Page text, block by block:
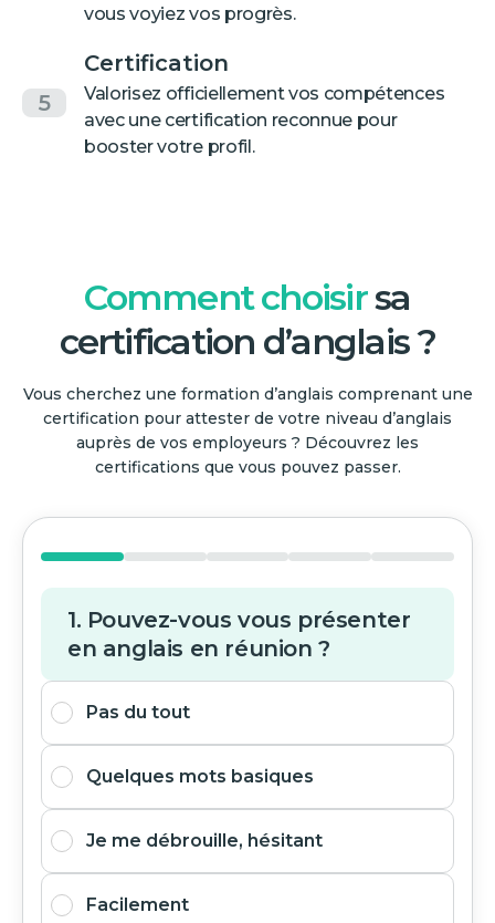
vous voyiez vos progrès.
5
Certification
Valorisez officiellement vos compétences
avec une certification reconnue pour
booster votre profil.
Comment choisirsa
certification d’anglais ?
Vous cherchez une formation d’anglais comprenant une
certification pour attester de votre niveau d’anglais
auprès de vos employeurs ? Découvrez les
certifications que vous pouvez passer.
1. Pouvez-vous vous présenter
en anglais en réunion ?
Pas du tout
Quelques mots basiques
Je me débrouille, hésitant
Facilement